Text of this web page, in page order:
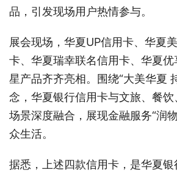
品，引发现场用户热情参与。
展会现场，华夏UP信用卡、华夏
卡、华夏瑞幸联名信用卡、华夏
星产品齐齐亮相。围绕“大美华夏
念，华夏银行信用卡与文旅、餐
场景深度融合，展现金融服务“润
众生活。
据悉，上述四款信用卡，是华夏